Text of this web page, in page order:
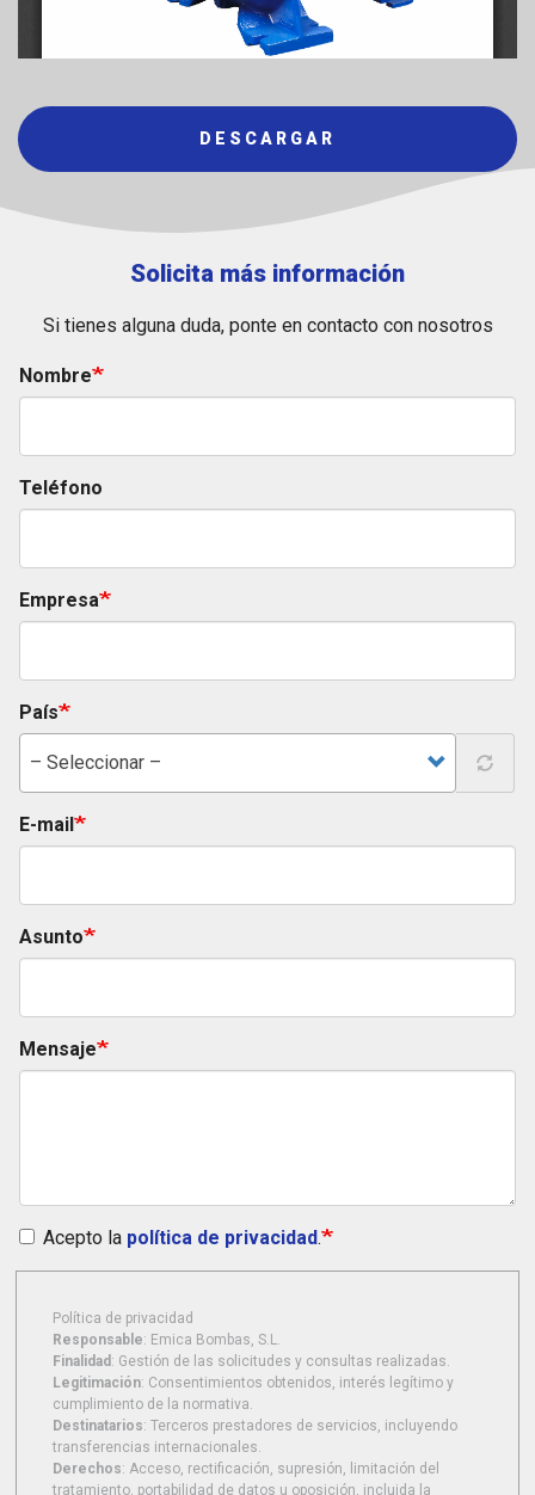
DESCARGAR
Solicita más información
Si tienes alguna duda, ponte en contacto con nosotros
Nombre
Teléfono
Empresa
País
– Seleccionar –
E-mail
Asunto
Mensaje
Acepto la política de privacidad.
Política de privacidad
Responsable: Emica Bombas, S.L.
Finalidad : Gestión de las solicitudes y consultas realizadas.
Legitimación: Consentimientos obtenidos, interés legítimo y
cumplimiento de la normativa.
Destinatarios: Terceros prestadores de servicios, incluyendo
transferencias internacionales.
Derechos: Acceso, rectificación, supresión, limitación del
tratamiento, portabilidad de datos u oposición, incluida la